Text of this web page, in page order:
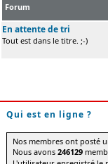
Forum
En attente de tri
Tout est dans le titre. ;-)
Qui est en ligne ?
Nos membres ont posté
Nous avons246129